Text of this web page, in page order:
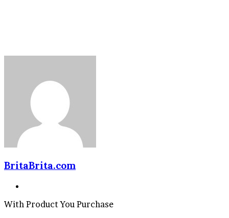
BritaBrita.com
With Product You Purchase